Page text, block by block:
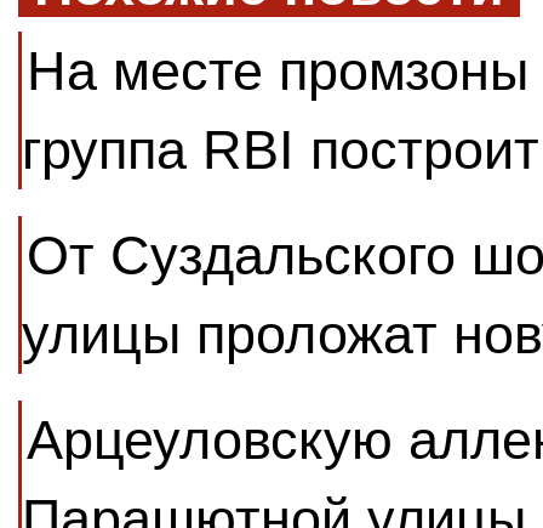
На месте
группа RBI
От Суздальского
улицы проложат
Арцеуловскую